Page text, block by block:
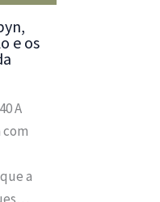
e os
A
com
a